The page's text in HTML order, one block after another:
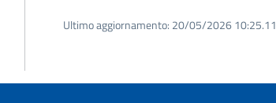
Ultimo aggiornamento: 20/05/2026 10:25.11